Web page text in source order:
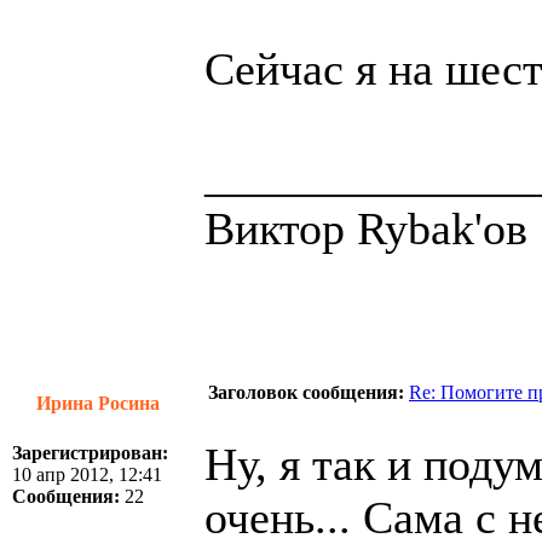
Сейчас я на
Виктор Rybak'ов
Ирина Росина
Заголовок сообщения: Re: Помогите
Зарегистрирован:
10 апр 2012, 12:41
Сообщения: 22
Ну, я так и
очень... Сама с